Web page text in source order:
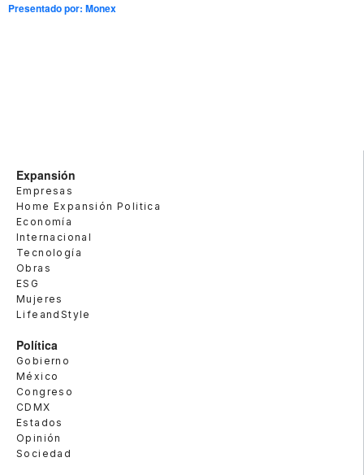
Presentado por:Monex
Expansión
Empresas
Home Expansión Politica
Economía
Internacional
Tecnología
Obras
ESG
Mujeres
LifeandStyle
Política
Gobierno
México
Congreso
CDMX
Estados
Opinión
Sociedad